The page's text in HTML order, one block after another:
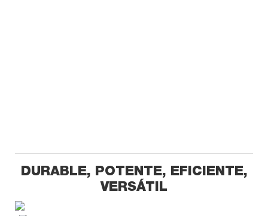
DURABLE, POTENTE, EFICIENTE,
VERSÁTIL